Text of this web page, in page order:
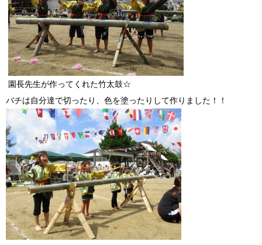
園長先生が作ってくれた竹太鼓☆
バチは自分達で切ったり、色を塗ったりして作りました！！